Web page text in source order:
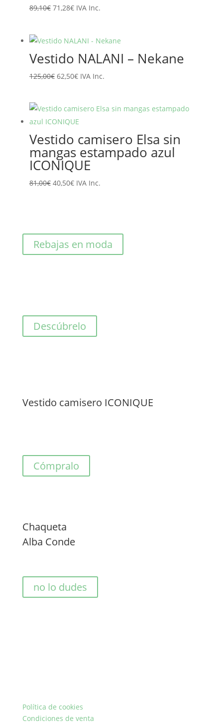
89,10€ El
era:
89,10€.
71,28€El
es:
71,28€.
IVA Inc.
Vestido NALANI – Nekane
125,00€ El
era:
125,00€.
62,50€El
es:
62,50€.
IVA Inc.
Vestido camisero Elsa sin
mangas estampado azul
ICONIQUE
81,00€ El
81,00€.
40,50€El
40,50€.
IVA Inc.
Rebajas en moda
Descúbrelo
Vestido camisero ICONIQUE
Cómpralo
Chaqueta
Alba Conde
no lo dudes
Política de cookies
Condiciones de venta